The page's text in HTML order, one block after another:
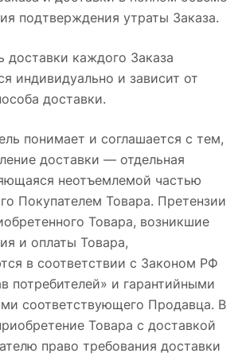
подтверждения утраты Заказа.
доставки каждого Заказа
индивидуально и зависит от
доставки.
понимает и соглашается с тем,
доставки — отдельная
неотъемлемой частью
Покупателем Товара. Претензии
Товара, возникшие
и оплаты Товара,
в соответствии с Законом РФ
потребителей» и гарантийными
соответствующего Продавца. В
Товара с доставкой
право требования доставки